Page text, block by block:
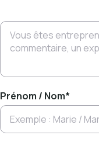
Prénom / Nom*